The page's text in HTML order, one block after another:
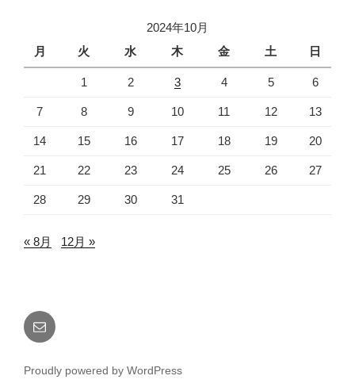
2024年10月
月
火 水 木 金 土 日
1 2 3 4 5 6
7 8 9 10 11 12 13
14 15 16 17 18 19 20
21 22 23 24 25 26 27
28 29 30 31
« 8月 12月 »
メ
ー
Proudly powered by WordPress